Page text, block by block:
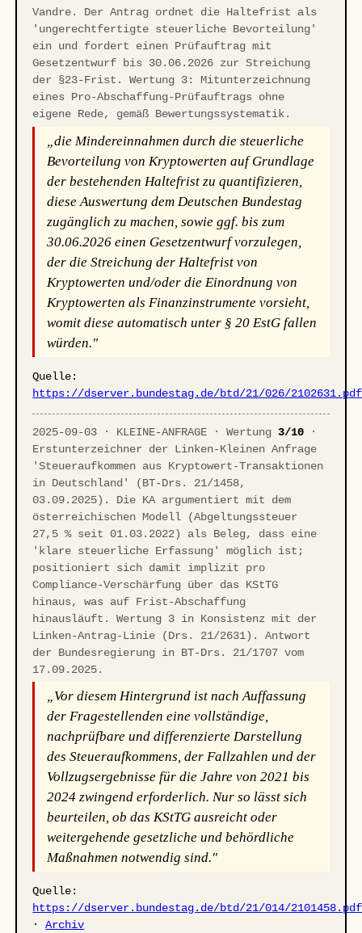
Vandre. Der Antrag ordnet die Haltefrist als
'ungerechtfertigte steuerliche Bevorteilung'
ein und fordert einen Prüfauftrag mit
Gesetzentwurf bis 30.06.2026 zur Streichung
der §23-Frist. Wertung 3: Mitunterzeichnung
eines Pro-Abschaffung-Prüfauftrags ohne
eigene Rede, gemäß Bewertungssystematik.
„die Mindereinnahmen durch die steuerliche
Bevorteilung von Kryptowerten auf Grundlage
der bestehenden Haltefrist zu quantifizieren,
diese Auswertung dem Deutschen Bundestag
zugänglich zu machen, sowie ggf. bis zum
30.06.2026 einen Gesetzentwurf vorzulegen,
der die Streichung der Haltefrist von
Kryptowerten und/oder die Einordnung von
Kryptowerten als Finanzinstrumente vorsieht,
womit diese automatisch unter § 20 EstG fallen
würden."
Quelle:
https://dserver.bundestag.de/btd/21/026/2102631.pdf
2025-09-03 · KLEINE-ANFRAGE · Wertung3/10 ·
Erstunterzeichner der Linken-Kleinen Anfrage
'Steueraufkommen aus Kryptowert-Transaktionen
in Deutschland' (BT-Drs. 21/1458,
03.09.2025). Die KA argumentiert mit dem
österreichischen Modell (Abgeltungssteuer
27,5 % seit 01.03.2022) als Beleg, dass eine
'klare steuerliche Erfassung' möglich ist;
positioniert sich damit implizit pro
Compliance-Verschärfung über das KStTG
hinaus, was auf Frist-Abschaffung
hinausläuft. Wertung 3 in Konsistenz mit der
Linken-Antrag-Linie (Drs. 21/2631). Antwort
der Bundesregierung in BT-Drs. 21/1707 vom
17.09.2025.
„Vor diesem Hintergrund ist nach Auffassung
der Fragestellenden eine vollständige,
nachprüfbare und differenzierte Darstellung
des Steueraufkommens, der Fallzahlen und der
Vollzugsergebnisse für die Jahre von 2021 bis
2024 zwingend erforderlich. Nur so lässt sich
beurteilen, ob das KStTG ausreicht oder
weitergehende gesetzliche und behördliche
Maßnahmen notwendig sind."
Quelle:
https://dserver.bundestag.de/btd/21/014/2101458.pdf
·Archiv